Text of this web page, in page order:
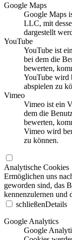
Google Maps
Google Maps
LLC, mit
dargestellt
YouTube
YouTube ist
bei dem die
bewerten,
YouTube wird
abspielen zu
Vimeo
Vimeo ist ein
dem die
bewerten,
Vimeo wird
zu können.
Analytische Cookies
Ermöglichen uns
geworden sind, das
kennenzulernen und
schließenDetails
Google Analytics
Google